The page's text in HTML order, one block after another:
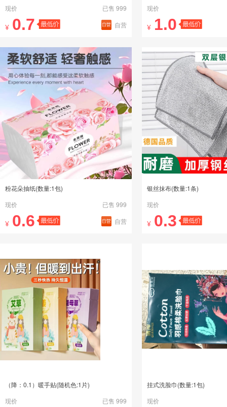
现价
已售 999
¥ 0.7 自营
现价
¥ 1.0
粉花朵抽纸(数量:1包)
现价
已售 999
¥ 0.6 自营
银丝抹布(数量:1条)
现价
¥ 0.3
（降：0.1）暖手贴(随机色:1片)
现价
已售 999
挂式洗脸巾(数量:1包)
现价